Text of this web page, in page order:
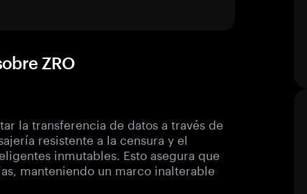
ZRO
la transferencia de datos a través de
resistente a la censura y el
inmutables. Esto asegura que
manteniendo un marco inalterable